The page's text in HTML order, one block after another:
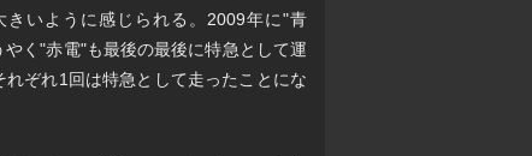
いように感じられる。2009年に"青
く"赤電"も最後の最後に特急として運
ぞれ1回は特急として走ったことにな